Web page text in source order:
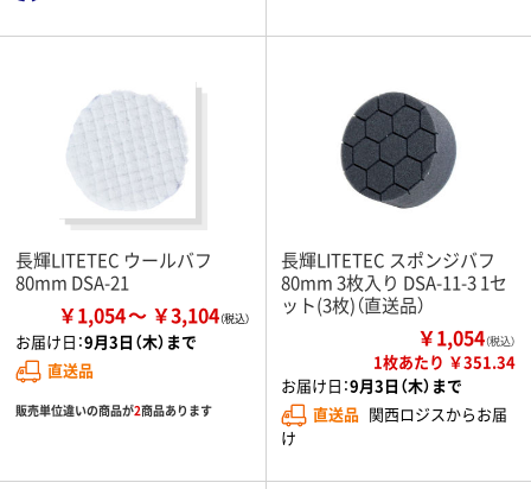
長輝LITETEC ウールバフ
80mm DSA-21
￥1,054 ￥3,104
お届け日：9月3日（木）まで
直送品
販売単位違いの商品が2商品あります
長輝LITETEC スポンジバフ
80mm 3枚入り DSA-11-3 1セ
ット(3枚)（直送品）
￥1,054（税込）
1枚あたり ￥351.34
お届け日：9月3日（木）まで
直送品 関西ロジスからお届
け